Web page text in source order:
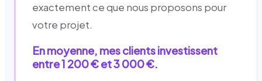
exactement ce que nous proposons pour
votre projet.
En moyenne, mes clients investissent
entre 1 200 € et 3 000 €.